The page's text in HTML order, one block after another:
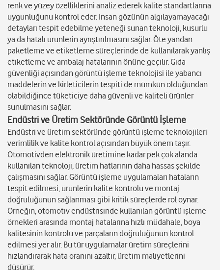
renk ve yüzey özelliklerini analiz ederek kalite standartlarına
uygunluğunu kontrol eder. İnsan gözünün algılayamayacağı
detayları tespit edebilme yeteneği sunan teknoloji, kusurlu
ya da hatalı ürünlerin ayrıştırılmasını sağlar. Öte yandan
paketleme ve etiketleme süreçlerinde de kullanılarak yanlış
etiketleme ve ambalaj hatalarının önüne geçilir. Gıda
güvenliği açısından görüntü işleme teknolojisi ile yabancı
maddelerin ve kirleticilerin tespiti de mümkün olduğundan
olabildiğince tüketiciye daha güvenli ve kaliteli ürünler
sunulmasını sağlar.
Endüstri ve Üretim Sektöründe Görüntü İşleme
Endüstri ve üretim sektöründe görüntü işleme teknolojileri
verimlilik ve kalite kontrol açısından büyük önem taşır.
Otomotivden elektronik üretimine kadar pek çok alanda
kullanılan teknoloji, üretim hatlarının daha hassas şekilde
çalışmasını sağlar. Görüntü işleme uygulamaları hataların
tespit edilmesi, ürünlerin kalite kontrolü ve montaj
doğruluğunun sağlanması gibi kritik süreçlerde rol oynar.
Örneğin, otomotiv endüstrisinde kullanılan görüntü işleme
örnekleri arasında montaj hatalarına hızlı müdahale, boya
kalitesinin kontrolü ve parçaların doğruluğunun kontrol
edilmesi yer alır. Bu tür uygulamalar üretim süreçlerini
hızlandırarak hata oranını azaltır, üretim maliyetlerini
düşürür.